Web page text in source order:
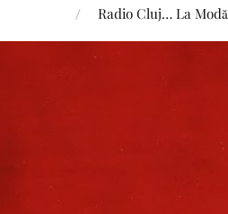
Radio Cluj… La Modă